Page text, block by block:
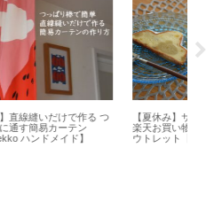
【夏休み】サマーシュトーレンと
楽天お買い物マラソンと scope ア
ウトレット【2026年8月】